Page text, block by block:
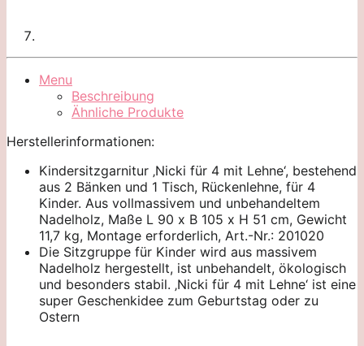
Menu
Beschreibung
Ähnliche Produkte
Herstellerinformationen:
Kindersitzgarnitur ‚Nicki für 4 mit Lehne‘, bestehend
aus 2 Bänken und 1 Tisch, Rückenlehne, für 4
Kinder. Aus vollmassivem und unbehandeltem
Nadelholz, Maße L 90 x B 105 x H 51 cm, Gewicht
11,7 kg, Montage erforderlich, Art.-Nr.: 201020
Die Sitzgruppe für Kinder wird aus massivem
Nadelholz hergestellt, ist unbehandelt, ökologisch
und besonders stabil. ‚Nicki für 4 mit Lehne‘ ist eine
super Geschenkidee zum Geburtstag oder zu
Ostern